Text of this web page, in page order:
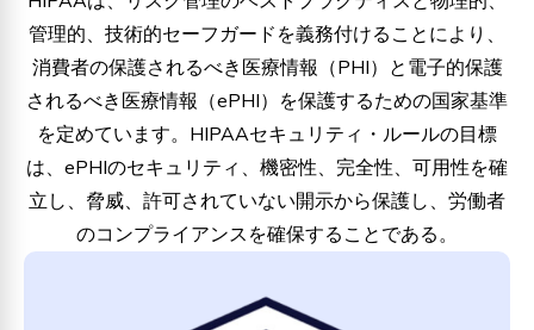
管理的、技術的セーフガードを義務付けることにより、
消費者の保護されるべき医療情報（PHI）と電子的保護
されるべき医療情報（ePHI）を保護するための国家基準
を定めています。HIPAAセキュリティ・ルールの目標
は、ePHIのセキュリティ、機密性、完全性、可用性を確
立し、脅威、許可されていない開示から保護し、労働者
のコンプライアンスを確保することである。